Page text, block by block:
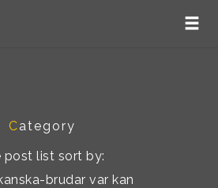
Category
post list sort by:
brudar var kan